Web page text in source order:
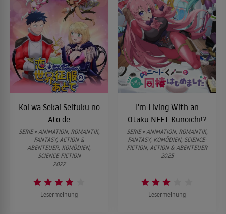
Koi wa Sekai Seifuku no
Ato de
SERIE • ANIMATION, ROMANTIK,
FANTASY, ACTION &
ABENTEUER, KOMÖDIEN,
SCIENCE-FICTION
2022
Lesermeinung
I'm Living With an
Otaku NEET Kunoichi!?
SERIE • ANIMATION, ROMANTIK,
FANTASY, KOMÖDIEN, SCIENCE-
FICTION, ACTION & ABENTEUER
2025
Lesermeinung